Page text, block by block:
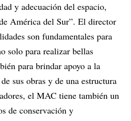
y adecuación del espacio,
América del Sur”. El director
son fundamentales para
solo para realizar bellas
para brindar apoyo a la
sus obras y de una estructura
el MAC tiene también un
de conservación y